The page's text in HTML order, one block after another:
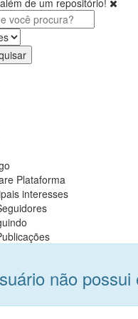
Plataforma
interesses
não